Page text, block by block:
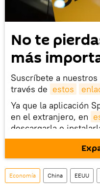
No te
más
Suscríbete a nuestros
través de estos
Ya que la aplicación
en el extranjero, en
descargarla e
móvil (¡solo para
También tenemos
social rusa VK .
Economía China EEUU